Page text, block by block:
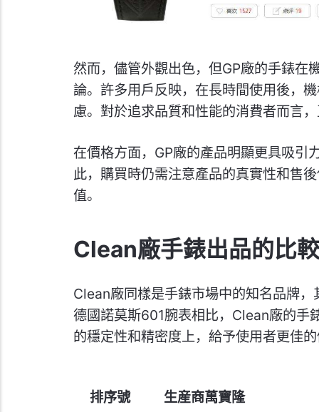
然而，儘管外觀出色，但GP廠的手錶在
論。許多用戶反映，在長時間使用後，
慮。對於追求品質和性能的消費者而言，
在價格方面，GP廠的產品明顯更具吸引
此，購買時仍需注意產品的真實性和售
值。
Clean廠手錶出品的比較
Clean廠同樣是手錶市場中的知名品牌
德國諾莫斯601腕表相比，Clean廠的手
的穩定性和精密度上，給予使用者更佳的
排序號 生産商萬寶隆